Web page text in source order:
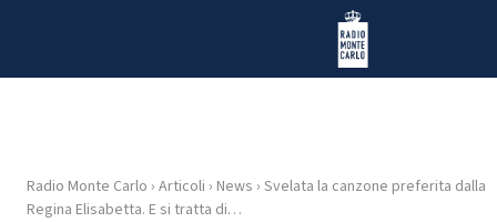
Radio Monte Carlo
HOME
Radio Monte Carlo › Articoli › News › Svelata la canzone preferita dalla
Regina Elisabetta. E si tratta di…